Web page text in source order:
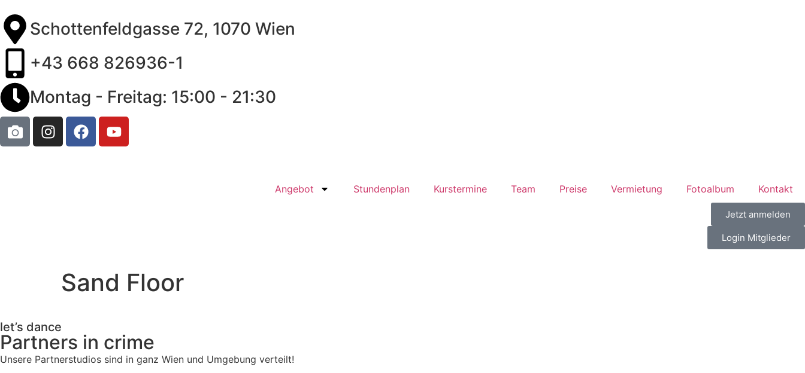
Schottenfeldgasse 72, 1070 Wien
+43 668 826936-1
Montag - Freitag: 15:00 - 21:30
Angebot Stundenplan Kurstermine Team Preise Vermietung Fotoalbum Kontakt
Jetzt anmelden
Login Mitglieder
Sand Floor
let’s dance
Partners in crime
Unsere Partnerstudios sind in ganz Wien und Umgebung verteilt!